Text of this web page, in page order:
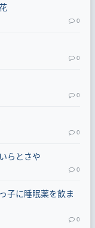
0
0
0
0
らとさや
0
子に睡眠薬を飲ま
0